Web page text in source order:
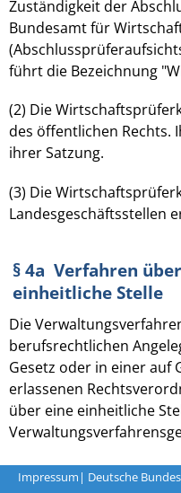
Impressum | Deutsche
Zuständigkeit der
Bundesamt für
führt die Bezeichnung
(2) Die
des öffentlichen Rechts.
ihrer Satzung.
(3) Die
Landesgeschäftsstellen
§ 4a Verfahren
einheitliche Stelle
Die
berufsrechtlichen
Gesetz oder in einer auf
erlassenen
über eine einheitliche
§ 4b Frist für den